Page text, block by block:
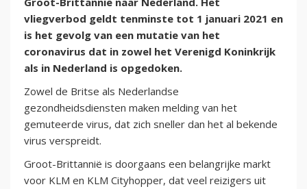
vliegverbod geldt tenminste tot 1 januari 2021 en
is het gevolg van een mutatie van het
coronavirus dat in zowel het Verenigd Koninkrijk
als in Nederland is opgedoken.
Zowel de Britse als Nederlandse
gezondheidsdiensten maken melding van het
gemuteerde virus, dat zich sneller dan het al bekende
virus verspreidt.
Groot-Brittannië is doorgaans een belangrijke markt
voor KLM en KLM Cityhopper, dat veel reizigers uit